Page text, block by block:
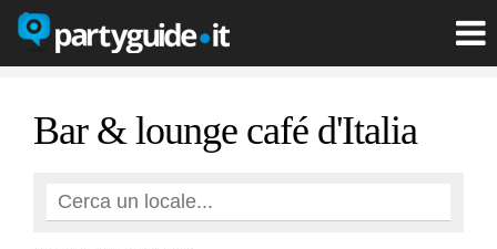
Bar & lounge café d'Italia